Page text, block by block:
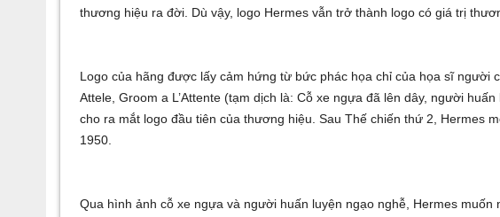
thương hiệu ra đời. Dù vậy, logo Hermes vẫn trở thành logo có giá trị
Logo của hãng được lấy cảm hứng từ bức phác họa chỉ của họa sĩ người
Attele, Groom a L’Attente (tạm dịch là: Cỗ xe ngựa đã lên dây, người
cho ra mắt logo đầu tiên của thương hiệu. Sau Thế chiến thứ 2, Hermes
1950.
Qua hình ảnh cỗ xe ngựa và người huấn luyện ngạo nghễ, Hermes